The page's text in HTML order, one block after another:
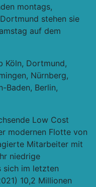
montags,
stehen sie
auf dem
Köln, Dortmund,
Nürnberg,
Baden, Berlin,
Low Cost
modernen Flotte von
Mitarbeiter mit
niedrige
sich im letzten
10,2 Millionen